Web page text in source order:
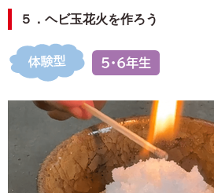
５．ヘビ玉花火を作ろう